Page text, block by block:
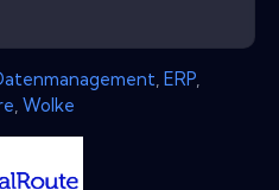
ERP
Wolke